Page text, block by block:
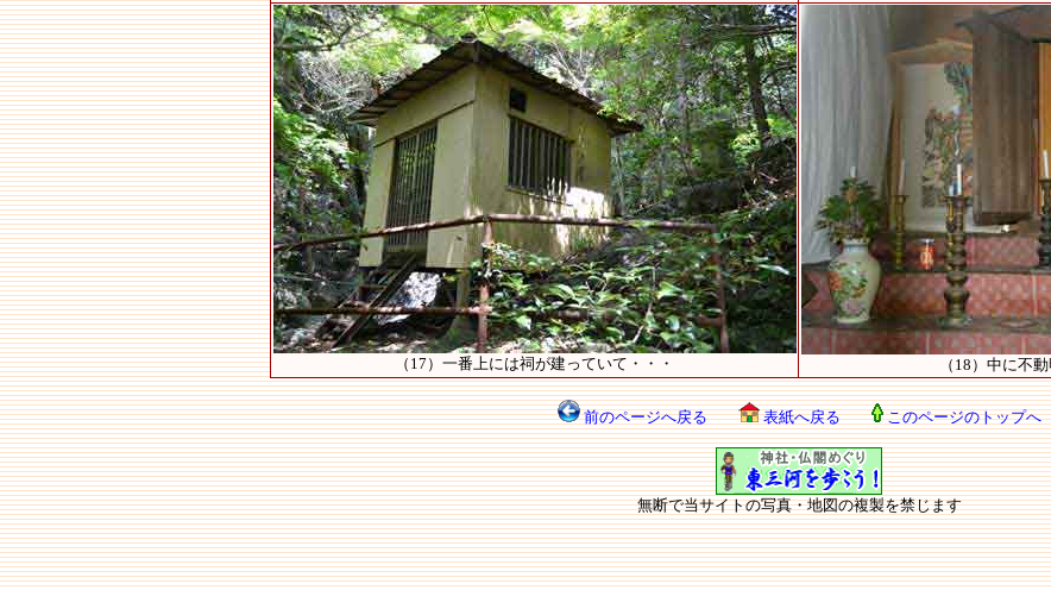
（17）一番上には祠が建っていて・・・ （18）中に不
前のページへ戻る 表紙へ戻る このページのトップへ
無断で当サイトの写真・地図の複製を禁じます